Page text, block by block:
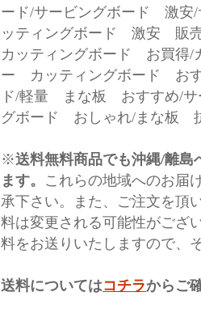
ード/サービングボード 激
ッティングボード 激安
カッティングボード お買得/
ー カッティングボード お
ド/軽量 まな板 おすすめ/サ
グボード おしゃれ/まな板
※送料無料商品でも沖縄/離島
ます。 これらの地域へのお届
承下さい。また、ご注文を頂
料は変更される可能性がござ
料をお送りいたしますので、
送料についてはコチラからご